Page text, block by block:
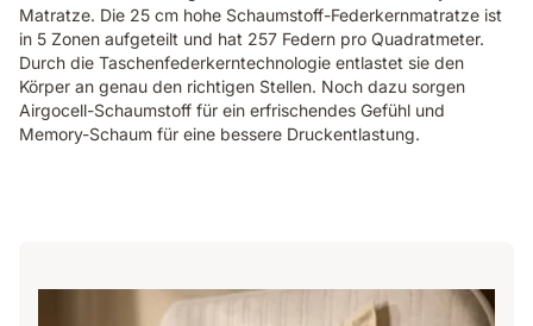
Matratze. Die 25 cm hohe Schaumstoff-Federkernmatratze ist
in 5 Zonen aufgeteilt und hat 257 Federn pro Quadratmeter.
Durch die Taschenfederkerntechnologie entlastet sie den
Körper an genau den richtigen Stellen. Noch dazu sorgen
Airgocell-Schaumstoff für ein erfrischendes Gefühl und
Memory-Schaum für eine bessere Druckentlastung.